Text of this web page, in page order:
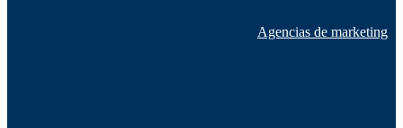
Agencias de marketing